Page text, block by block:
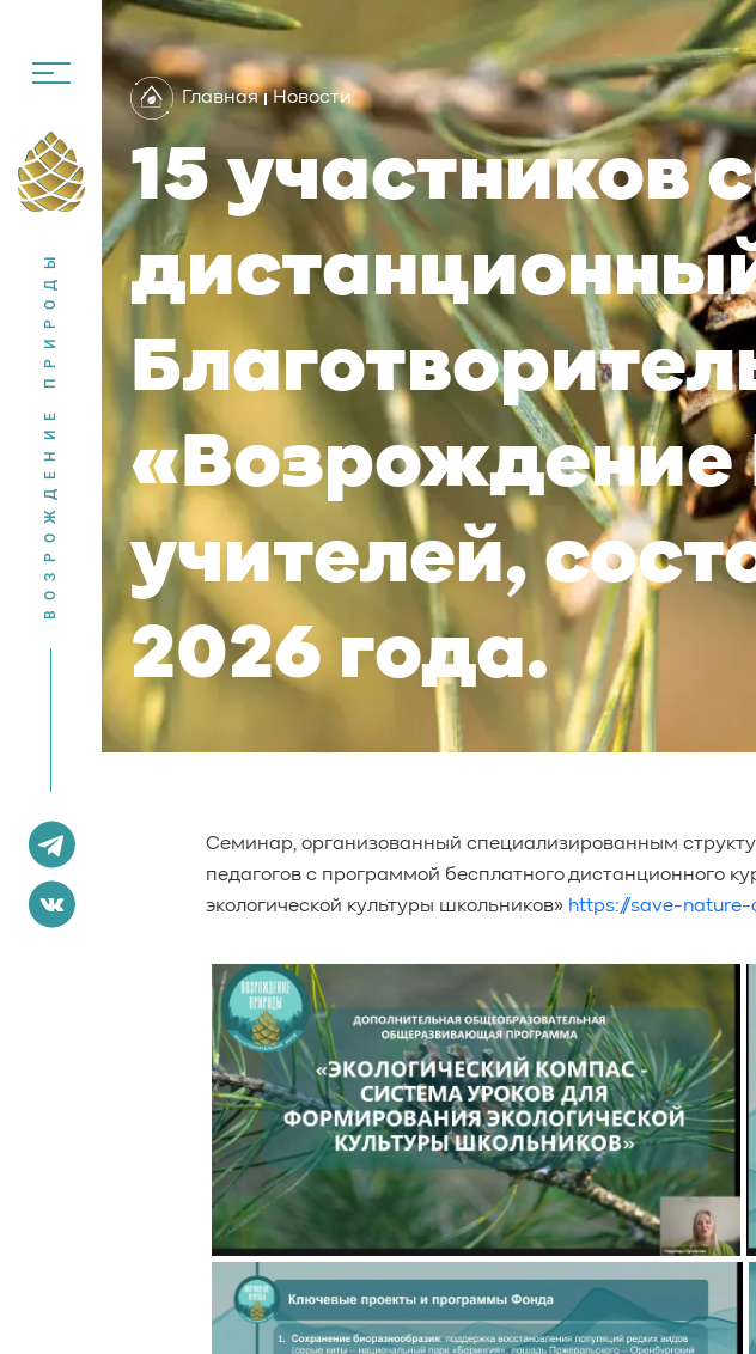
ВОЗРОЖДЕНИЕ ПРИРОДЫ
Главная Новости
15 участников
учителей,
2026 года.
Семинар, организованный специализированным
педагогов с программой бесплатного дистанционного
экологической культуры школьников» https://save-